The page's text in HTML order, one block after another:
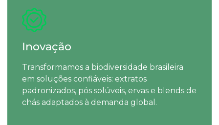
Inovação
Transformamos a biodiversidade brasileira
em soluções confiáveis: extratos
padronizados, pós solúveis, ervas e blends de
chás adaptados à demanda global.